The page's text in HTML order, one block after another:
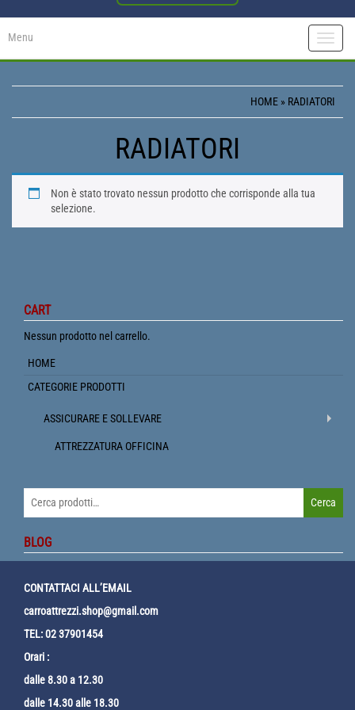
Toggle
Menu
HOME » RADIATORI
RADIATORI
Non è stato trovato nessun prodotto che corrisponde alla tua
selezione.
CART
Nessun prodotto nel carrello.
HOME
CATEGORIE PRODOTTI
ASSICURARE E SOLLEVARE
ATTREZZATURA OFFICINA
Cerca
BLOG
CONTATTACI ALL’EMAIL
carroattrezzi.shop@gmail.com
TEL: 02 37901454
Orari :
dalle 8.30 a 12.30
dalle 14.30 alle 18.30